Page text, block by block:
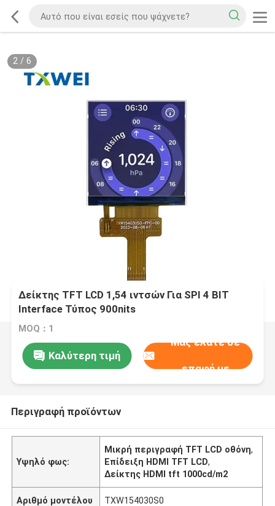
2/ 6
Δείκτης TFT LCD 1,54 ιντσών Για SPI 4 BIT
Interface Τύπος 900nits
MOQ：1
Καλύτερη τιμή
Μας ελάτε σε
επαφή με
Περιγραφή προϊόντων
Υψηλό φως:
Μικρή περιγραφή TFT LCD οθόνη,
Επίδειξη HDMI TFT LCD,
Δείκτης HDMI tft 1000cd/m2
Αριθμό μοντέλου TXW154030S0